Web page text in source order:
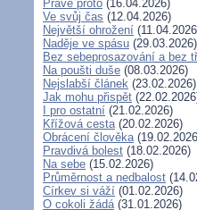
Právě proto (16.04.2026)
Ve svůj čas (12.04.2026)
Největší ohrožení
Naděje ve spásu (29.03.2026)
Bez sebeprosazování a bez
Na poušti duše (08.03.2026)
Nejslabší článek (23.02.2026)
Jak mohu přispět
I pro ostatní (21.02.2026)
Křížová cesta(20.02.2026)
Obrácení člověka
Pravdivá bolest (18.02.2026)
Na sebe (15.02.2026)
Průměrnost a nedbalost
Církev si váží (01.02.2026)
O cokoli žádá(31.01.2026)